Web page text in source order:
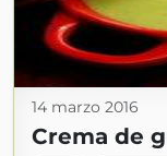
14 marzo 2016
Crema de